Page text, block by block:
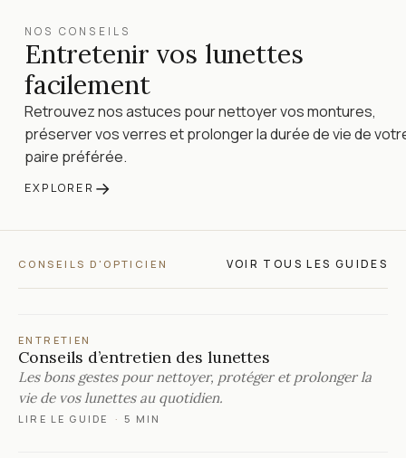
NOS CONSEILS
Entretenir vos lunettes
facilement
Retrouvez nos astuces pour nettoyer vos montures,
préserver vos verres et prolonger la durée de vie de
paire préférée.
EXPLORER →
CONSEILS D'OPTICIEN VOIR TOUS LES GUIDES
ENTRETIEN
Conseils d’entretien des lunettes
Les bons gestes pour nettoyer, protéger et prolonger la
vie de vos lunettes au quotidien.
LIRE LE GUIDE · 5 MIN